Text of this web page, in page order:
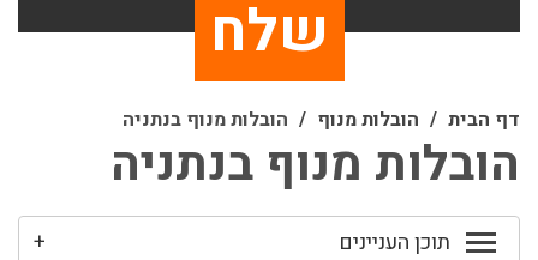
דף הבית הובלות מנוף הובלות מנוף בנתניה
הובלות מנוף בנתניה
תוכן העניינים +